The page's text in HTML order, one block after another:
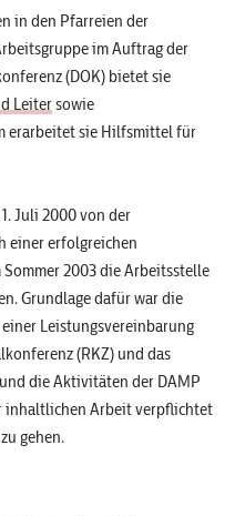
in den Pfarreien der
im Auftrag der
(DOK) bietet sie
Leitersowie
erarbeitet sie Hilfsmittel für
Juli 2000 von der
einer erfolgreichen
2003 die Arbeitsstelle
Grundlage dafür war die
einer Leistungsvereinbarung
(RKZ) und das
die Aktivitäten der DAMP
inhaltlichen Arbeit verpflichtet
gehen.